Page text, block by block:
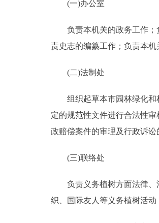
(一)办公室
负责本机关的政务工作；负
责史志的编纂工作；负责本
(二)法制处
组织起草本市园林绿化和林
定的规范性文件进行合法性
政赔偿案件的审理及行政诉
(三)联络处
负责义务植树方面法律、法
织、国际友人等义务植树活